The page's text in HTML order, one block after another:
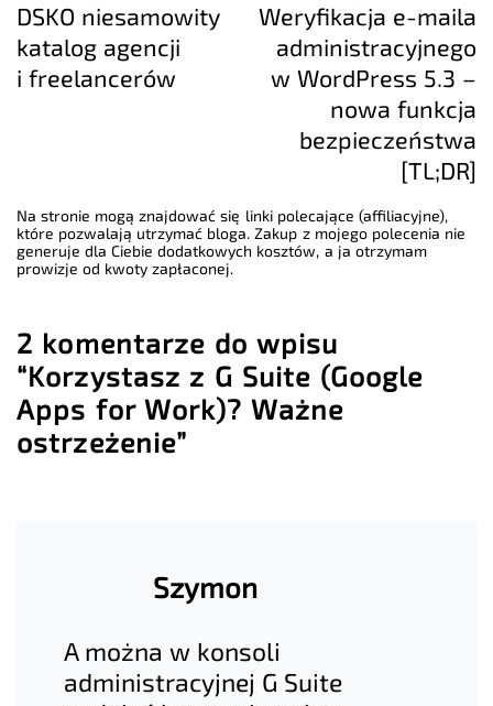
DSKO niesamowity
katalog agencji
i freelancerów
Weryfikacja e-maila
administracyjnego
w WordPress 5.3 –
nowa funkcja
bezpieczeństwa
[TL;DR]
Na stronie mogą znajdować się linki polecające (affiliacyjne),
które pozwalają utrzymać bloga. Zakup z mojego polecenia nie
generuje dla Ciebie dodatkowych kosztów, a ja otrzymam
prowizje od kwoty zapłaconej.
2 komentarze do wpisu
“Korzystasz z G Suite (Google
Apps for Work)? Ważne
ostrzeżenie”
Szymon
A można w konsoli
administracyjnej G Suite